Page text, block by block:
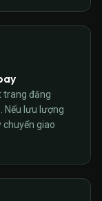
trang đăng
Nếu lưu lượng
giao